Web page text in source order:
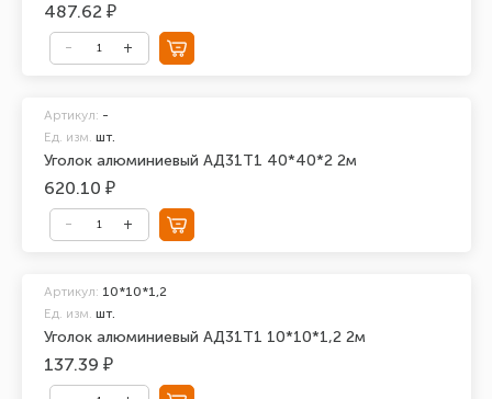
487.62 ₽
Уголок алюминиевый АД31Т1 40*40*2 2м
Артикул: -
Ед. изм. шт.
620.10 ₽
Уголок алюминиевый АД31Т1 10*10*1,2 2м
Артикул: 10*10*1,2
Ед. изм. шт.
137.39 ₽